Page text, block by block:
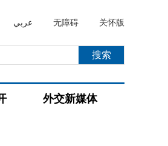
عربي 无障碍 关怀版
外交新媒体